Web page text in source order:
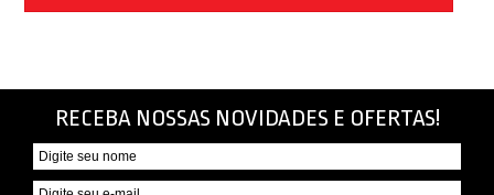
RECEBA NOSSAS NOVIDADES E OFERTAS!